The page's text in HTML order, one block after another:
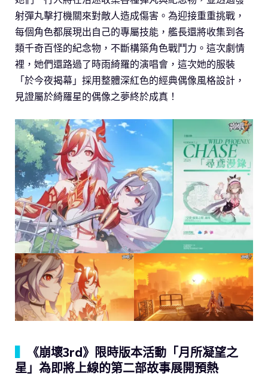
射彈丸擊打機關來對敵人造成傷害。為迎接重重挑戰，
每個角色都展現出自己的專屬技能，艦長還將收集到各
類千奇百怪的紀念物，不斷構築角色戰鬥力。這次劇情
裡，她們還路過了時雨綺羅的演唱會，這次她的服裝
「於今夜揭幕」採用整體深紅色的經典偶像風格設計，
見證屬於綺羅星的偶像之夢終於成真！
《崩壞3rd》限時版本活動「月所凝望之
星」為即將上線的第二部故事展開預熱